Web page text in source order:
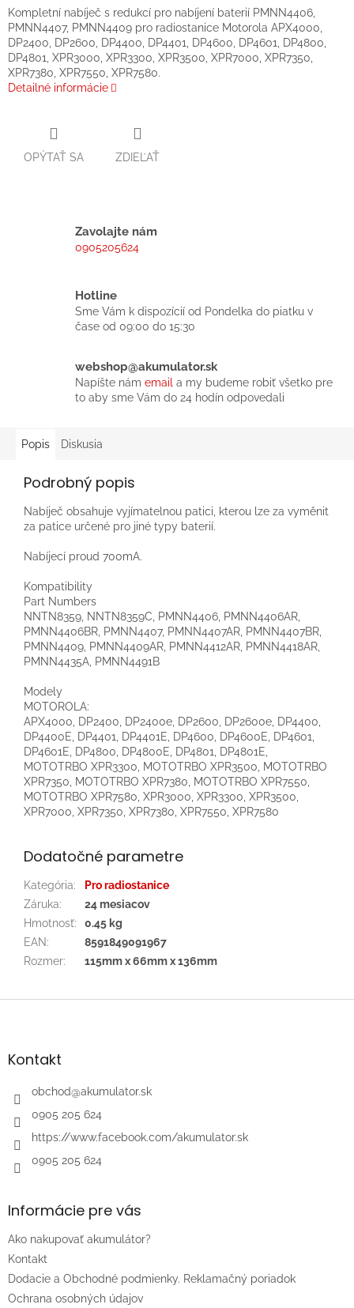
Kompletní nabíječ s redukcí pro nabíjení baterií PMNN4406,
PMNN4407, PMNN4409 pro radiostanice Motorola APX4000,
DP2400, DP2600, DP4400, DP4401, DP4600, DP4601, DP4800,
DP4801, XPR3000, XPR3300, XPR3500, XPR7000, XPR7350,
XPR7380, XPR7550, XPR7580.
Detailné informácie
OPÝTAŤ SA ZDIEĽAŤ
Zavolajte nám
0905205624
Hotline
Sme Vám k dispozícií od Pondelka do piatku v
čase od 09:00 do 15:30
webshop@akumulator.sk
Napíšte nám email a my budeme robiť všetko pre
to aby sme Vám do 24 hodín odpovedali
Popis Diskusia
Podrobný popis
Nabíječ obsahuje vyjímatelnou patici, kterou lze za vyměnit
za patice určené pro jiné typy baterií.
Nabíjecí proud 700mA.
Kompatibility
Part Numbers
NNTN8359, NNTN8359C, PMNN4406, PMNN4406AR,
PMNN4406BR, PMNN4407, PMNN4407AR, PMNN4407BR,
PMNN4409, PMNN4409AR, PMNN4412AR, PMNN4418AR,
PMNN4435A, PMNN4491B
Modely
MOTOROLA:
APX4000, DP2400, DP2400e, DP2600, DP2600e, DP4400,
DP4400E, DP4401, DP4401E, DP4600, DP4600E, DP4601,
DP4601E, DP4800, DP4800E, DP4801, DP4801E,
MOTOTRBO XPR3300, MOTOTRBO XPR3500, MOTOTRBO
XPR7350, MOTOTRBO XPR7380, MOTOTRBO XPR7550,
MOTOTRBO XPR7580, XPR3000, XPR3300, XPR3500,
XPR7000, XPR7350, XPR7380, XPR7550, XPR7580
Dodatočné parametre
Kategória:
Pro radiostanice
Záruka:
24 mesiacov
Hmotnosť:
0.45 kg
EAN:
8591849091967
Rozmer: 115mm x 66mm x 136mm
Z
äKontakt
obchod@akumulator.sk
0905 205 624
https://www.facebook.com/akumulator.sk
0905 205 624
Informácie pre vás
Ako nakupovať akumulátor?
Kontakt
Dodacie a Obchodné podmienky. Reklamačný poriadok
Ochrana osobných údajov